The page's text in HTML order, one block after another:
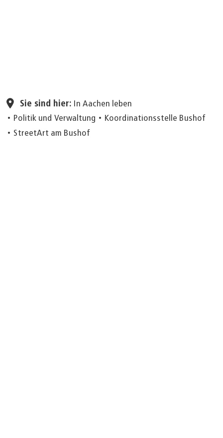
Sie sind hier:
In Aachen leben
Politik und Verwaltung
Koordinationsstelle Bushof
StreetArt am Bushof